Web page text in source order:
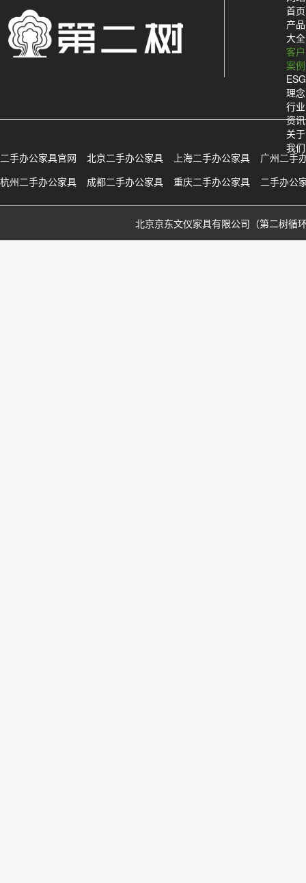
首页
产品
大全
客户
案例
ESG
理念
行业
资讯
关于
我们
二手办公家具官网 北京二手办公家具 上海二手办公家具
广州二手
杭州二手办公家具
成都二手办公家具 重庆二手办公家具 二手办公
北京京东文仪家具有限公司（第二树循